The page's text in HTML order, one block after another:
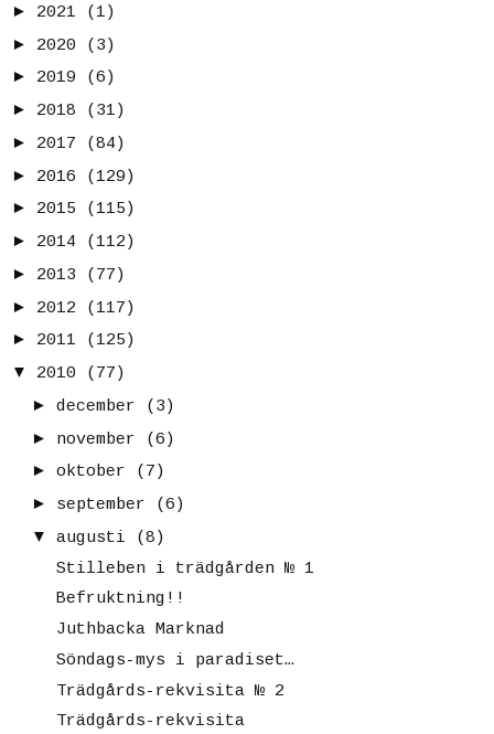
► 2021
(1)
► 2020
(3)
► 2019
(6)
► 2018
(31)
► 2017
(84)
► 2016
(129)
► 2015
(115)
► 2014
(112)
► 2013
(77)
► 2012
(117)
► 2011
(125)
▼
2010
(77)
► december
(3)
► november
(6)
► oktober
(7)
► september
(6)
▼
augusti
(8)
Stilleben i trädgården № 1
Befruktning!!
Juthbacka Marknad
Söndags-mys i paradiset…
Trädgårds-rekvisita № 2
Trädgårds-rekvisita